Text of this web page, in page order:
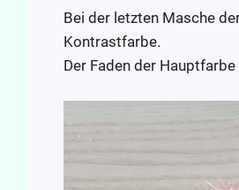
Bei der letzten Masche
Kontrastfarbe.
Der Faden der